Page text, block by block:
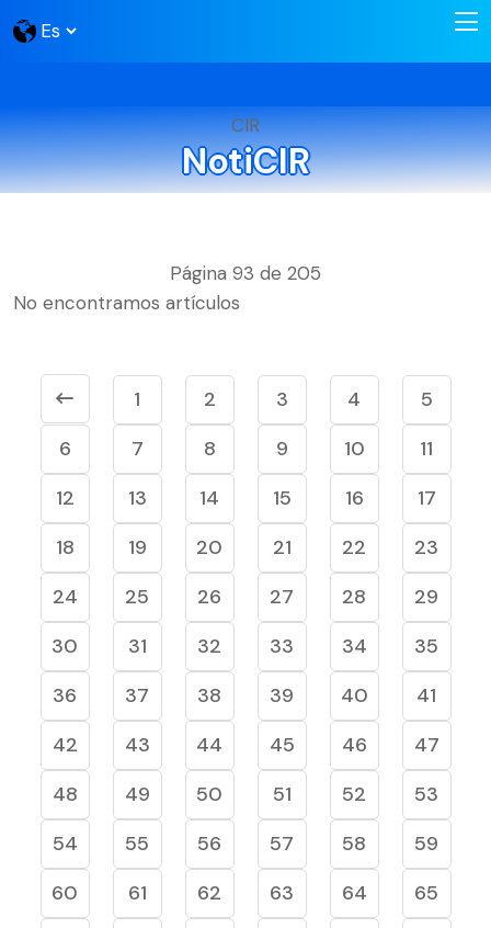
CIR
NotiCIR
Página 93 de 205
No encontramos artículos
1 2 3 4
5
6
7 8 9 10
11
12
13 14 15 16
17
18
19 20 21 22
23
24
25 26 27 28
29
30
31 32 33 34
35
36
37 38 39 40
41
42
43 44 45 46
47
48
49 50 51 52
53
54
55 56 57 58
59
60
61 62 63 64
65